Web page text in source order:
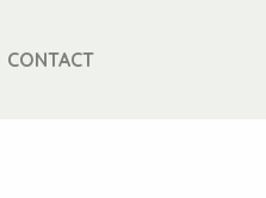
CONTACT